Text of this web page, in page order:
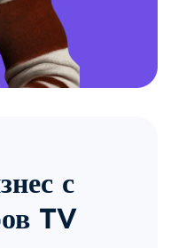
с
TV